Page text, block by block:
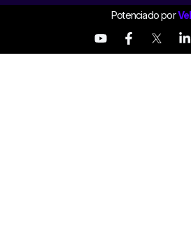
Potenciado por